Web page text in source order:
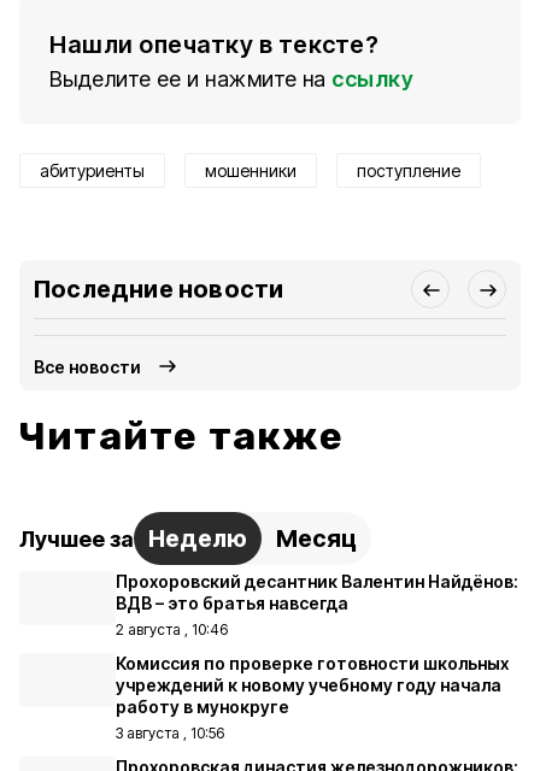
Нашли опечатку в тексте?
Выделите ее и нажмите на ссылку
абитуриенты мошенники поступление
Последние новости
Все новости
Читайте также
Лучшее за Неделю Месяц
Прохоровский десантник Валентин Найдёнов:
ВДВ – это братья навсегда
2 августа , 10:46
Комиссия по проверке готовности школьных
учреждений к новому учебному году начала
работу в мунокруге
3 августа , 10:56
Прохоровская династия железнодорожников: